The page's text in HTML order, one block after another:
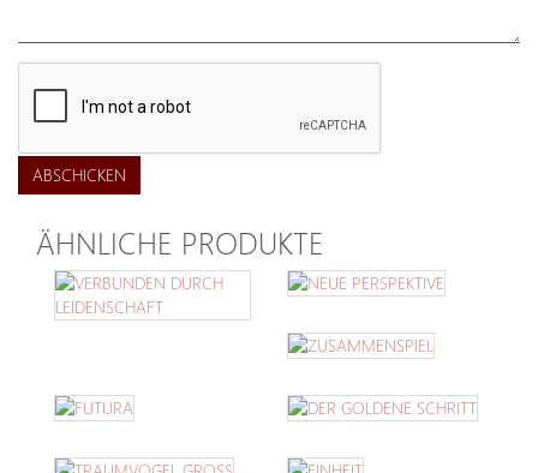
ABSCHICKEN
ÄHNLICHE PRODUKTE